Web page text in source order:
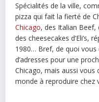
Spécialités de la ville,
pizza qui fait la fierté de
Chicago, des Italian Beef,
des cheesecakes d’Eli’s,
1980… Bref, de quoi vous
d’adresses pour une
Chicago, mais aussi vous
monde à reproduire chez